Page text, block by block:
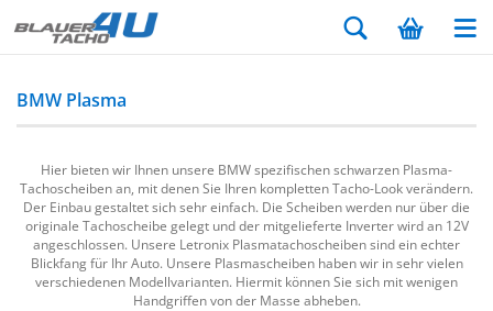
BMW Plasma
Hier bieten wir Ihnen unsere BMW spezifischen schwarzen Plasma-
Tachoscheiben an, mit denen Sie Ihren kompletten Tacho-Look verändern.
Der Einbau gestaltet sich sehr einfach. Die Scheiben werden nur über die
originale Tachoscheibe gelegt und der mitgelieferte Inverter wird an 12V
angeschlossen. Unsere Letronix Plasmatachoscheiben sind ein echter
Blickfang für Ihr Auto. Unsere Plasmascheiben haben wir in sehr vielen
verschiedenen Modellvarianten. Hiermit können Sie sich mit wenigen
Handgriffen von der Masse abheben.